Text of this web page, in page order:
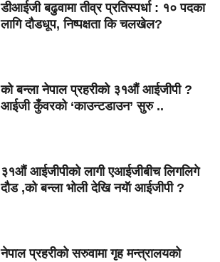
डीआईजी बढुवामा तीव्र प्रतिस्पर्धा : १० पदका
लागि दौडधूप, निष्पक्षता कि चलखेल?
को बन्ला नेपाल प्रहरीको ३१औं आईजीपी ?
आईजी कुँवरको ‘काउन्टडाउन’ सुरु ..
३१औं आईजीपीको लागी एआईजीबीच लिगलिगे
दौड ,को बन्ला भोली देखि नयॅा आईजीपी ?
नेपाल प्रहरीको सरुवामा गृह मन्त्रालयको